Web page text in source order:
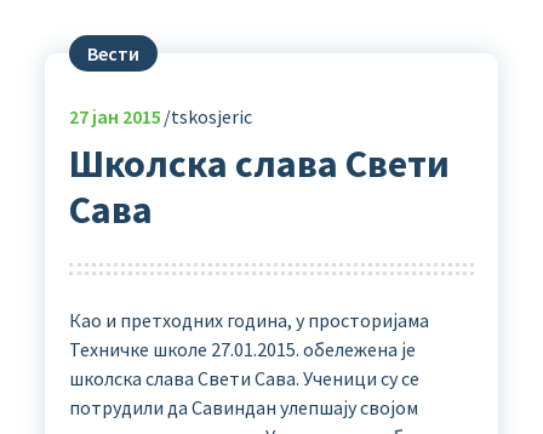
Вести
27јан 2015 tskosjeric
Школска слава Свети
Сава
Као и претходних година, у просторијама
Техничке школе 27.01.2015. обележена је
школска слава Свети Сава. Ученици су се
потрудили да Савиндан улепшају својом